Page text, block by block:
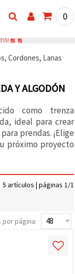
0
Cordones, Lanas
Y ALGODÓN
como trenza
ideal para crear
prendas. ¡Elige
próximo proyecto
5 artículos | páginas 1/1
por página: